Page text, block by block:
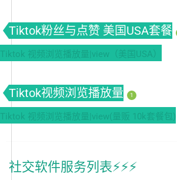
Tiktok粉丝与点赞 美国USA套餐
Tiktok 视频浏览播放量|view（美国USA）
Tiktok视频浏览播放量 1
Tiktok 视频浏览播放量|view(量贩 10k套餐包)
社交软件服务列表⚡️⚡️⚡️